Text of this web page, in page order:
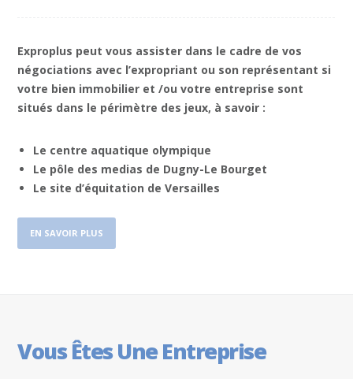
Exproplus peut vous assister dans le cadre de vos
négociations avec l’expropriant ou son représentant si
votre bien immobilier et /ou votre entreprise sont
situés dans le périmètre des jeux, à savoir :
Le centre aquatique olympique
Le pôle des medias de Dugny-Le Bourget
Le site d’équitation de Versailles
EN SAVOIR PLUS
Vous Êtes Une Entreprise